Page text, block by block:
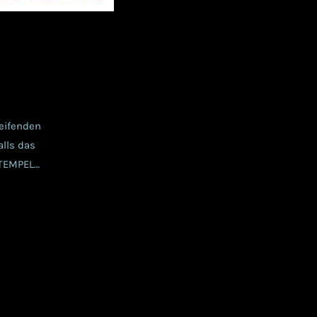
das
Während im